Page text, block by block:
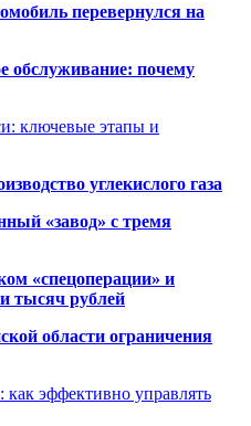
перевернулся на
обслуживание: почему
ключевые этапы и
углекислого газа
«завод» с тремя
«спецоперации» и
тысяч рублей
области ограничения
эффективно управлять